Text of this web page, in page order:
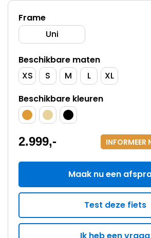
Frame
Uni
Beschikbare maten
XS
S M L
XL
Beschikbare kleuren
2.999,- INFORMEER
Maak nu een
Test deze fiets